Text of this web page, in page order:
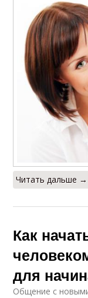
Читать дальше →
Как
для
Общение с